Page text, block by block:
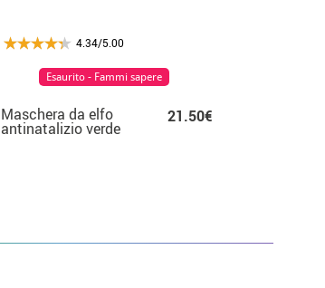
4.34/5.00
Maschera da elfo
antinatalizio verde
21.50€
Esaurito - Fammi sapere